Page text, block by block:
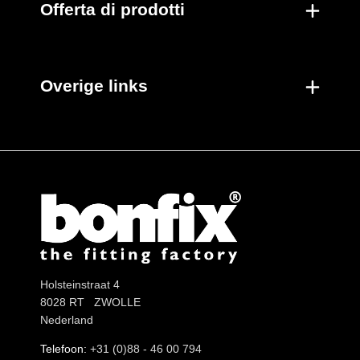
Offerta di prodotti
Overige links
Holsteinstraat 4
8028 RT ZWOLLE
Nederland
Telefoon: +31 (0)88 - 46 00 794